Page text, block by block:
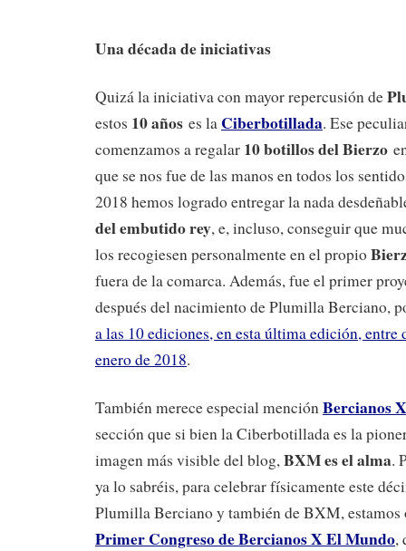
Quizá la iniciativa con mayor repercusión de
estos10 años es laCiberbotillada. Ese
comenzamos a regalar10 botillos del Bierzo
que se nos fue de las manos en todos los
2018 hemos logrado entregar la nada
del embutido rey, e, incluso, conseguir que
los recogiesen personalmente en el propio
fuera de la comarca. Además, fue el primer
después del nacimiento de Plumilla Berciano,
a las 10 ediciones, en esta última edición,
También merece especial menciónBercianos
sección que si bien la Ciberbotillada es la
imagen más visible del blog,BXM es el alma.
ya lo sabréis, para celebrar físicamente este
Plumilla Berciano y también de BXM, estamos